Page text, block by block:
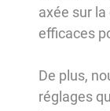
axée sur
efficaces
De plus,
réglages